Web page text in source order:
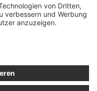
ein. Im Privatkunden-
und es gilt das